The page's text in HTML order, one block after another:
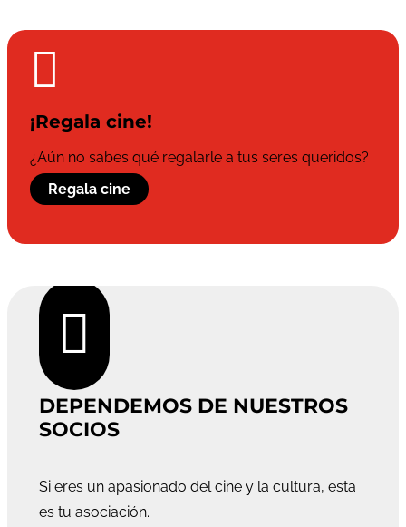

¡Regala cine!
¿Aún no sabes qué regalarle a tus seres queridos?
Regala cine

DEPENDEMOS DE NUESTROS
SOCIOS
Si eres un apasionado del cine y la cultura, esta
es tu asociación.